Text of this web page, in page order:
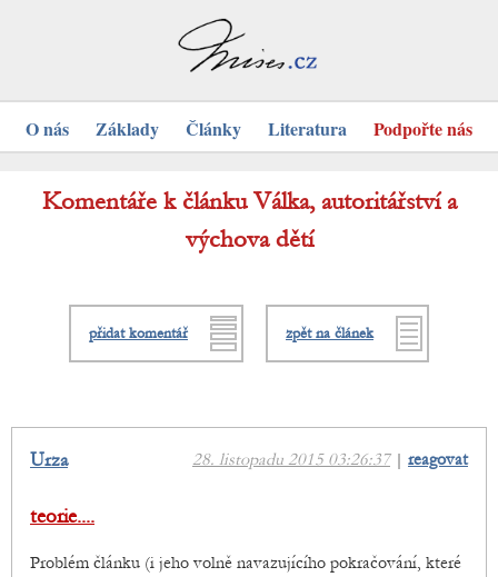
O nás Základy Články Literatura Podpořte nás
Komentáře k článku Válka, autoritářství a
výchova dětí
přidat komentář zpět na článek
28. listopadu 2015 03:26:37| reagovat
Urza
teorie....
Problém článku (i jeho volně navazujícího pokračování, které